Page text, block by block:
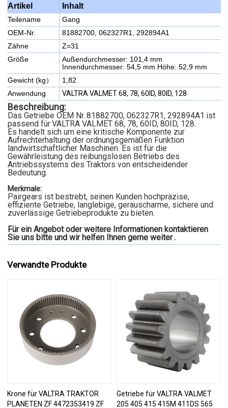
Artikel Inhalt
Teilename
Gang
OEM-Nr.
81882700, 062327R1, 292894A1
Zähne
Z=31
Größe
Außendurchmesser: 101,4 mm
Innendurchmesser: 54,5 mm Höhe: 52,9 mm
Gewicht (kg）
1,82
Anwendung
VALTRA VALMET 68, 78, 60ID, 80ID, 128
Beschreibung:
Das Getriebe OEM Nr. 81882700, 062327R1, 292894A1 ist
passend fürVALTRA VALMET 68, 78, 60ID, 80ID, 128.
Es handelt sich um eine kritische Komponente zur
Aufrechterhaltung der ordnungsgemäßen Funktion
landwirtschaftlicher Maschinen. Es ist für die
Gewährleistung des reibungslosen Betriebs des
Antriebssystems des Traktors von entscheidender
Bedeutung.
Merkmale:
Pairgears ist bestrebt, seinen Kunden hochpräzise,
effiziente Getriebe, langlebige, geräuscharme, sichere und
zuverlässige Getriebeprodukte zu bieten.
Für ein Angebot oder weitere Informationen kontaktieren
Sie uns bitte und wir helfen Ihnen gerne weiter.
Verwandte Produkte
Krone für VALTRA TRAKTOR
PLANETEN ZF 4472353419 ZF
Getriebe für VALTRA VALMET
205 405 415 415M 411DS 565